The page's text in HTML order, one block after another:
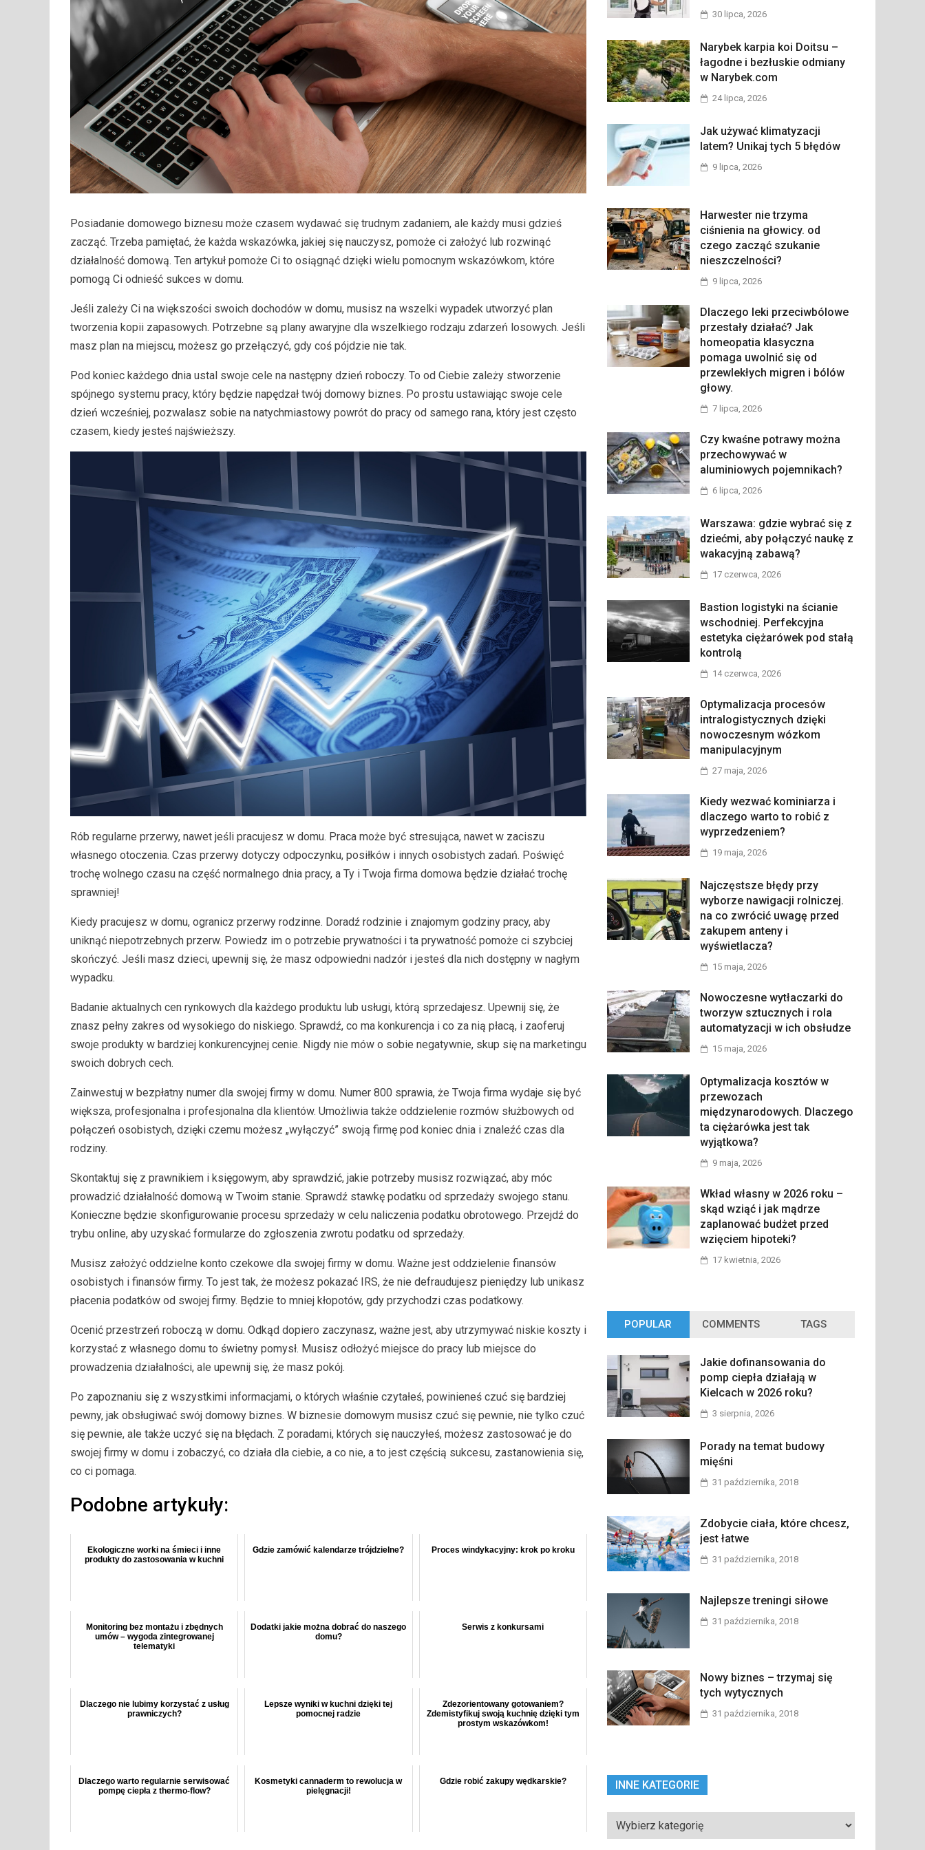
Posiadanie domowego biznesu może czasem wydawać się trudnym zadaniem, ale każdy musi gdzieś
zacząć. Trzeba pamiętać, że każda wskazówka, jakiej się nauczysz, pomoże ci założyć lub rozwinąć
działalność domową. Ten artykuł pomoże Ci to osiągnąć dzięki wielu pomocnym wskazówkom, które
pomogą Ci odnieść sukces w domu.
Jeśli zależy Ci na większości swoich dochodów w domu, musisz na wszelki wypadek utworzyć plan
tworzenia kopii zapasowych. Potrzebne są plany awaryjne dla wszelkiego rodzaju zdarzeń losowych. Jeśli
masz plan na miejscu, możesz go przełączyć, gdy coś pójdzie nie tak.
Pod koniec każdego dnia ustal swoje cele na następny dzień roboczy. To od Ciebie zależy stworzenie
spójnego systemu pracy, który będzie napędzał twój domowy biznes. Po prostu ustawiając swoje cele
dzień wcześniej, pozwalasz sobie na natychmiastowy powrót do pracy od samego rana, który jest często
czasem, kiedy jesteś najświeższy.
Rób regularne przerwy, nawet jeśli pracujesz w domu. Praca może być stresująca, nawet w zaciszu
własnego otoczenia. Czas przerwy dotyczy odpoczynku, posiłków i innych osobistych zadań. Poświęć
trochę wolnego czasu na część normalnego dnia pracy, a Ty i Twoja firma domowa będzie działać trochę
sprawniej!
Kiedy pracujesz w domu, ogranicz przerwy rodzinne. Doradź rodzinie i znajomym godziny pracy, aby
uniknąć niepotrzebnych przerw. Powiedz im o potrzebie prywatności i ta prywatność pomoże ci szybciej
skończyć. Jeśli masz dzieci, upewnij się, że masz odpowiedni nadzór i jesteś dla nich dostępny w nagłym
wypadku.
Badanie aktualnych cen rynkowych dla każdego produktu lub usługi, którą sprzedajesz. Upewnij się, że
znasz pełny zakres od wysokiego do niskiego. Sprawdź, co ma konkurencja i co za nią płacą, i zaoferuj
swoje produkty w bardziej konkurencyjnej cenie. Nigdy nie mów o sobie negatywnie, skup się na marketingu
swoich dobrych cech.
Zainwestuj w bezpłatny numer dla swojej firmy w domu. Numer 800 sprawia, że ​​Twoja firma wydaje się być
większa, profesjonalna i profesjonalna dla klientów. Umożliwia także oddzielenie rozmów służbowych od
połączeń osobistych, dzięki czemu możesz „wyłączyć” swoją firmę pod koniec dnia i znaleźć czas dla
rodziny.
Skontaktuj się z prawnikiem i księgowym, aby sprawdzić, jakie potrzeby musisz rozwiązać, aby móc
prowadzić działalność domową w Twoim stanie. Sprawdź stawkę podatku od sprzedaży swojego stanu.
Konieczne będzie skonfigurowanie procesu sprzedaży w celu naliczenia podatku obrotowego. Przejdź do
trybu online, aby uzyskać formularze do zgłoszenia zwrotu podatku od sprzedaży.
Musisz założyć oddzielne konto czekowe dla swojej firmy w domu. Ważne jest oddzielenie finansów
osobistych i finansów firmy. To jest tak, że możesz pokazać IRS, że nie defraudujesz pieniędzy lub unikasz
płacenia podatków od swojej firmy. Będzie to mniej kłopotów, gdy przychodzi czas podatkowy.
Ocenić przestrzeń roboczą w domu. Odkąd dopiero zaczynasz, ważne jest, aby utrzymywać niskie koszty i
korzystać z własnego domu to świetny pomysł. Musisz odłożyć miejsce do pracy lub miejsce do
prowadzenia działalności, ale upewnij się, że masz pokój.
Po zapoznaniu się z wszystkimi informacjami, o których właśnie czytałeś, powinieneś czuć się bardziej
pewny, jak obsługiwać swój domowy biznes. W biznesie domowym musisz czuć się pewnie, nie tylko czuć
się pewnie, ale także uczyć się na błędach. Z poradami, których się nauczyłeś, możesz zastosować je do
swojej firmy w domu i zobaczyć, co działa dla ciebie, a co nie, a to jest częścią sukcesu, zastanowienia się,
co ci pomaga.
Podobne artykuły:
Ekologiczne worki na śmieci i inne
produkty do zastosowania w kuchni
Gdzie zamówić kalendarze trójdzielne? Proces windykacyjny: krok po kroku
Monitoring bez montażu i zbędnych
umów – wygoda zintegrowanej
telematyki
Dodatki jakie można dobrać do naszego
domu?
Serwis z konkursami
Dlaczego nie lubimy korzystać z usług
prawniczych?
Lepsze wyniki w kuchni dzięki tej
pomocnej radzie
Zdezorientowany gotowaniem?
Zdemistyfikuj swoją kuchnię dzięki tym
prostym wskazówkom!
Dlaczego warto regularnie serwisować
pompę ciepła z thermo-flow?
Kosmetyki cannaderm to rewolucja w
pielęgnacji!
Gdzie robić zakupy wędkarskie?
30 lipca, 2026
Narybek karpia koi Doitsu –
łagodne i bezłuskie odmiany
w Narybek.com
24 lipca, 2026
Jak używać klimatyzacji
latem? Unikaj tych 5 błędów
9 lipca, 2026
Harwester nie trzyma
ciśnienia na głowicy. od
czego zacząć szukanie
nieszczelności?
9 lipca, 2026
Dlaczego leki przeciwbólowe
przestały działać? Jak
homeopatia klasyczna
pomaga uwolnić się od
przewlekłych migren i bólów
głowy.
7 lipca, 2026
Czy kwaśne potrawy można
przechowywać w
aluminiowych pojemnikach?
6 lipca, 2026
Warszawa: gdzie wybrać się z
dziećmi, aby połączyć naukę z
wakacyjną zabawą?
17 czerwca, 2026
Bastion logistyki na ścianie
wschodniej. Perfekcyjna
estetyka ciężarówek pod stałą
kontrolą
14 czerwca, 2026
Optymalizacja procesów
intralogistycznych dzięki
nowoczesnym wózkom
manipulacyjnym
27 maja, 2026
Kiedy wezwać kominiarza i
dlaczego warto to robić z
wyprzedzeniem?
19 maja, 2026
Najczęstsze błędy przy
wyborze nawigacji rolniczej.
na co zwrócić uwagę przed
zakupem anteny i
wyświetlacza?
15 maja, 2026
Nowoczesne wytłaczarki do
tworzyw sztucznych i rola
automatyzacji w ich obsłudze
15 maja, 2026
Optymalizacja kosztów w
przewozach
międzynarodowych. Dlaczego
ta ciężarówka jest tak
wyjątkowa?
9 maja, 2026
Wkład własny w 2026 roku –
skąd wziąć i jak mądrze
zaplanować budżet przed
wzięciem hipoteki?
17 kwietnia, 2026
POPULAR COMMENTS TAGS
Jakie dofinansowania do
pomp ciepła działają w
Kielcach w 2026 roku?
3 sierpnia, 2026
Porady na temat budowy
mięśni
31 października, 2018
Zdobycie ciała, które chcesz,
jest łatwe
31 października, 2018
Najlepsze treningi siłowe
31 października, 2018
Nowy biznes – trzymaj się
tych wytycznych
31 października, 2018
INNE KATEGORIE
Inne
kategorie